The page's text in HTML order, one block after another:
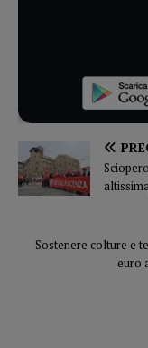
Sostenere colture e
euro